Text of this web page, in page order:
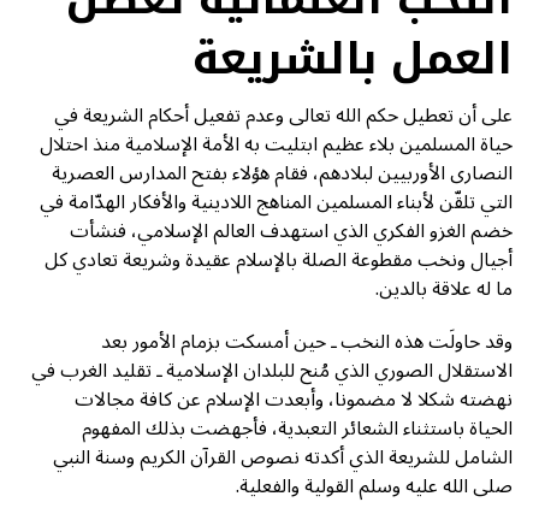
العمل بالشريعة
على أن تعطيل حكم الله تعالى وعدم تفعيل أحكام الشريعة في
حياة المسلمين بلاء عظيم ابتليت به الأمة الإسلامية منذ احتلال
النصارى الأوربيين لبلادهم، فقام هؤلاء بفتح المدارس العصرية
التي تلقّن لأبناء المسلمين المناهج اللادينية والأفكار الهدّامة في
خضم الغزو الفكري الذي استهدف العالم الإسلامي، فنشأت
أجيال ونخب مقطوعة الصلة بالإسلام عقيدة وشريعة تعادي كل
ما له علاقة بالدين.
وقد حاولَت هذه النخب ـ حين أمسكت بزمام الأمور بعد
الاستقلال الصوري الذي مُنح للبلدان الإسلامية ـ تقليد الغرب في
نهضته شكلا لا مضمونا، وأبعدت الإسلام عن كافة مجالات
الحياة باستثناء الشعائر التعبدية، فأجهضت بذلك المفهوم
الشامل للشريعة الذي أكدته نصوص القرآن الكريم وسنة النبي
صلى الله عليه وسلم القولية والفعلية.